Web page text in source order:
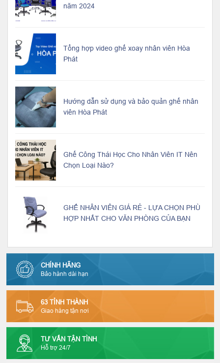
năm 2024
Tổng hợp video ghế xoay nhân viên Hòa
Phát
Hướng dẫn sử dụng và bảo quản ghế nhân
viên Hòa Phát
Ghế Công Thái Học Cho Nhân Viên IT Nên
Chọn Loại Nào?
GHẾ NHÂN VIÊN GIÁ RẺ - LỰA CHỌN PHÙ
HỢP NHẤT CHO VĂN PHÒNG CỦA BẠN
CHÍNH HÃNG
Bảo hành dài hạn
63 TỈNH THÀNH
Giao hàng tận nơi
TƯ VẤN TẬN TÌNH
Hỗ trợ 24/7